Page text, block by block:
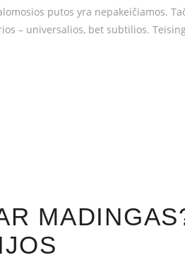
putos yra nepakeičiamos.
– universalios, bet subtilios.